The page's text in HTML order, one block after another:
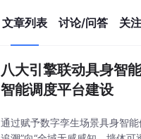
文章列表 讨论/问答 关注
八大引擎联动具身智
智能调度平台建设
通过赋予数字孪生场景具身智